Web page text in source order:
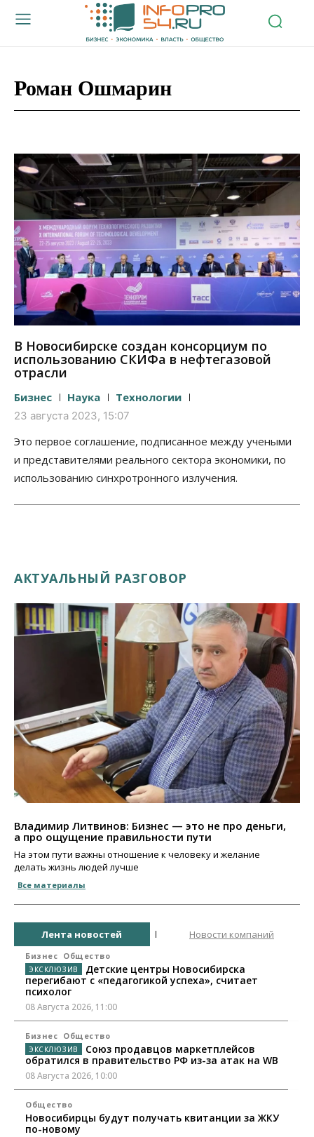
Роман Ошмарин
В Новосибирске создан консорциум по
использованию СКИФа в нефтегазовой
отрасли
Бизнес Наука Технологии
23 августа 2023, 15:07
Это первое соглашение, подписанное между учеными
и представителями реального сектора экономики, по
использованию синхротронного излучения.
АКТУАЛЬНЫЙ РАЗГОВОР
Владимир Литвинов: Бизнес — это не про деньги,
а про ощущение правильности пути
На этом пути важны отношение к человеку и желание
делать жизнь людей лучше
Все материалы
Лента новостей Новости компаний
Бизнес Общество
Детские центры Новосибирска
перегибают с «педагогикой успеха», считает
психолог
08 Августа 2026, 11:00
Бизнес Общество
Союз продавцов маркетплейсов
обратился в правительство РФ из-за атак на WB
08 Августа 2026, 10:00
Общество
Новосибирцы будут получать квитанции за ЖКУ
по-новому